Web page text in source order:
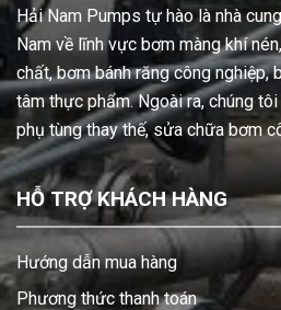
Hải Nam Pumps tự hào là nhà
Nam về lĩnh vực bơm màng khí
chất, bơm bánh răng công nghiệp,
tâm thực phẩm. Ngoài ra, chúng
phụ tùng thay thế, sửa chữa bơm
HỖ TRỢ KHÁCH HÀNG
Hướng dẫn mua hàng
Phương thức thanh toán